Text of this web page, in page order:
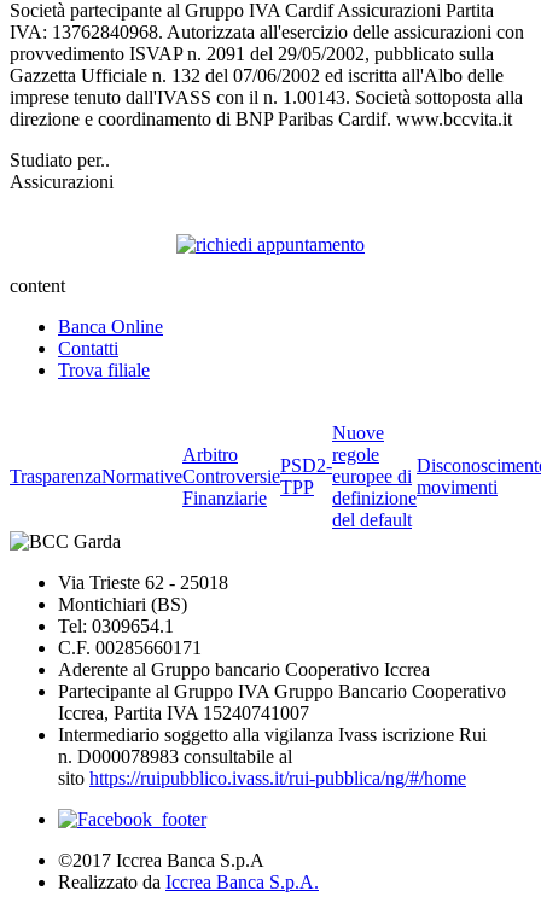
Società partecipante al Gruppo IVA Cardif Assicurazioni Partita
IVA: 13762840968. Autorizzata all'esercizio delle assicurazioni con
provvedimento ISVAP n. 2091 del 29/05/2002, pubblicato sulla
Gazzetta Ufficiale n. 132 del 07/06/2002 ed iscritta all'Albo delle
imprese tenuto dall'IVASS con il n. 1.00143. Società sottoposta alla
direzione e coordinamento di BNP Paribas Cardif. www.bccvita.it
Studiato per..
Assicurazioni
content
Banca Online
Contatti
Trova filiale
TrasparenzaNormative
Arbitro
Controversie
Finanziarie
PSD2-
TPP
Nuove
regole
europee di
definizione
del default
movimenti
Via Trieste 62 - 25018
Montichiari (BS)
Tel: 0309654.1
C.F. 00285660171
Aderente al Gruppo bancario Cooperativo Iccrea
Partecipante al Gruppo IVA Gruppo Bancario Cooperativo
Iccrea, Partita IVA 15240741007
Intermediario soggetto alla vigilanza Ivass iscrizione Rui
n. D000078983 consultabile al
sito https://ruipubblico.ivass.it/rui-pubblica/ng/#/home
©2017 Iccrea Banca S.p.A
Realizzato da Iccrea Banca S.p.A.